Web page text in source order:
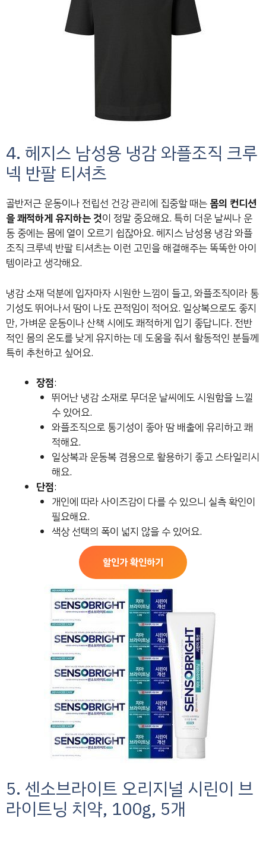
4. 헤지스 남성용 냉감 와플조직 크루
넥 반팔 티셔츠
골반저근 운동이나 전립선 건강 관리에 집중할 때는 몸의 컨디션
을 쾌적하게 유지하는 것이 정말 중요해요. 특히 더운 날씨나 운
동 중에는 몸에 열이 오르기 쉽잖아요. 헤지스 남성용 냉감 와플
조직 크루넥 반팔 티셔츠는 이런 고민을 해결해주는 똑똑한 아이
템이라고 생각해요.
냉감 소재 덕분에 입자마자 시원한 느낌이 들고, 와플조직이라 통
기성도 뛰어나서 땀이 나도 끈적임이 적어요. 일상복으로도 좋지
만, 가벼운 운동이나 산책 시에도 쾌적하게 입기 좋답니다. 전반
적인 몸의 온도를 낮게 유지하는 데 도움을 줘서 활동적인 분들께
특히 추천하고 싶어요.
장점:
뛰어난 냉감 소재로 무더운 날씨에도 시원함을 느낄
수 있어요.
와플조직으로 통기성이 좋아 땀 배출에 유리하고 쾌
적해요.
일상복과 운동복 겸용으로 활용하기 좋고 스타일리시
해요.
단점:
개인에 따라 사이즈감이 다를 수 있으니 실측 확인이
필요해요.
색상 선택의 폭이 넓지 않을 수 있어요.
할인가 확인하기
5. 센소브라이트 오리지널 시린이 브
라이트닝 치약, 100g, 5개